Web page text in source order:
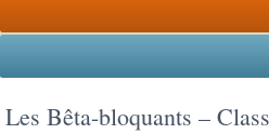
Les Bêta-bloquants –